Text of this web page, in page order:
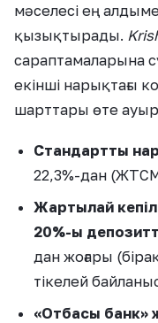
мәселесі ең
қызықтырады.
сараптамаларына
екінші нарықтағы
шарттары өте
Стандартты
22,3%-дан
Жартылай
20%-ы
дан жоғары
тікелей
«Отбасы банк»